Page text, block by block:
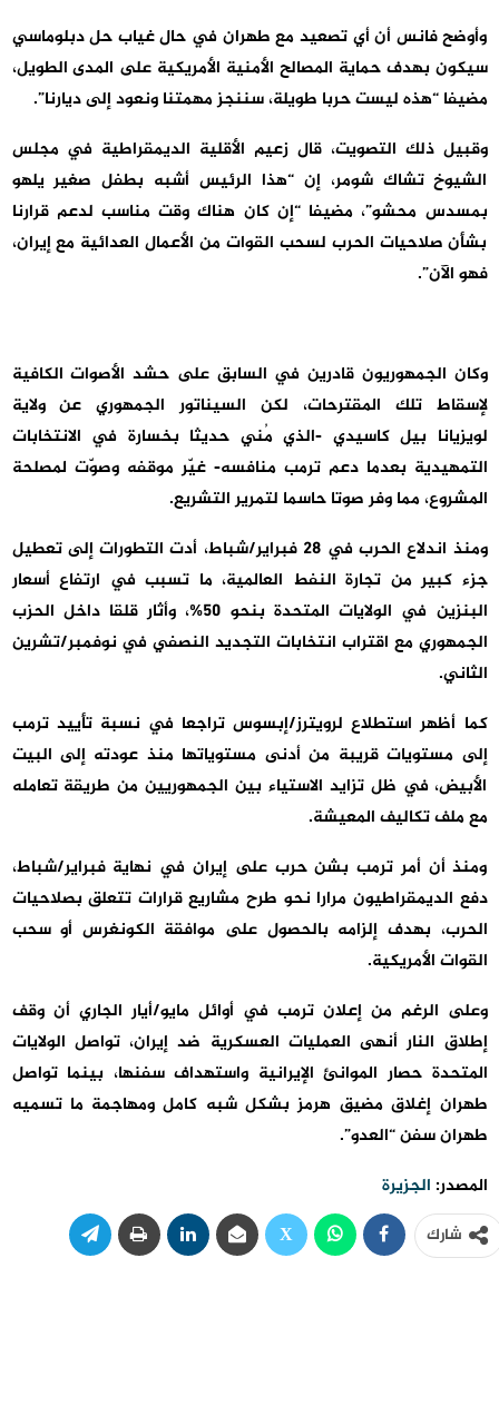
وأوضح فانس أن أي تصعيد مع طهران في حال غياب حل دبلوماسي
سيكون بهدف حماية المصالح الأمنية الأمريكية على المدى الطويل،
مضيفا “هذه ليست حربا طويلة، سننجز مهمتنا ونعود إلى ديارنا”.
وقبيل ذلك التصويت، قال زعيم الأقلية الديمقراطية في مجلس
الشيوخ تشاك شومر، إن “هذا الرئيس أشبه بطفل صغير يلهو
بمسدس محشو”، مضيفا “إن كان هناك وقت مناسب لدعم قرارنا
بشأن صلاحيات الحرب لسحب القوات من الأعمال العدائية مع إيران،
فهو الآن”.
وكان الجمهوريون قادرين في السابق على حشد الأصوات الكافية
لإسقاط تلك المقترحات، لكن السيناتور الجمهوري عن ولاية
لويزيانا بيل كاسيدي -الذي مُني حديثا بخسارة في الانتخابات
التمهيدية بعدما دعم ترمب منافسه- غيّر موقفه وصوّت لمصلحة
المشروع، مما وفر صوتا حاسما لتمرير التشريع.
ومنذ اندلاع الحرب في 28 فبراير/شباط، أدت التطورات إلى تعطيل
جزء كبير من تجارة النفط العالمية، ما تسبب في ارتفاع أسعار
البنزين في الولايات المتحدة بنحو 50%، وأثار قلقا داخل الحزب
الجمهوري مع اقتراب انتخابات التجديد النصفي في نوفمبر/تشرين
الثاني.
كما أظهر استطلاع لرويترز/إبسوس تراجعا في نسبة تأييد ترمب
إلى مستويات قريبة من أدنى مستوياتها منذ عودته إلى البيت
الأبيض، في ظل تزايد الاستياء بين الجمهوريين من طريقة تعامله
مع ملف تكاليف المعيشة.
ومنذ أن أمر ترمب بشن حرب على إيران في نهاية فبراير/شباط،
دفع الديمقراطيون مرارا نحو طرح مشاريع قرارات تتعلق بصلاحيات
الحرب، بهدف إلزامه بالحصول على موافقة الكونغرس أو سحب
القوات الأمريكية.
وعلى الرغم من إعلان ترمب في أوائل مايو/أيار الجاري أن وقف
إطلاق النار أنهى العمليات العسكرية ضد إيران، تواصل الولايات
المتحدة حصار الموانئ الإيرانية واستهداف سفنها، بينما تواصل
طهران إغلاق مضيق هرمز بشكل شبه كامل ومهاجمة ما تسميه
طهران سفن “العدو”.
المصدر: الجزيرة
شارك